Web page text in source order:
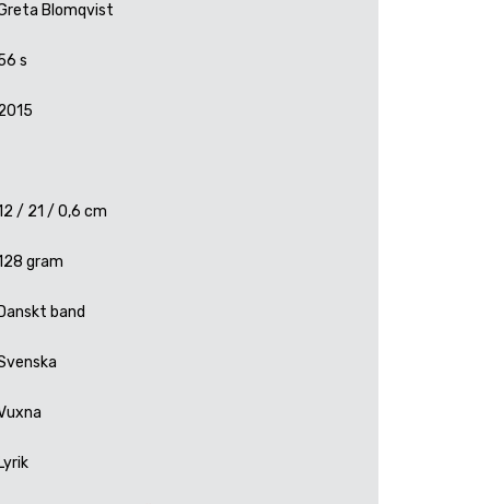
Blomqvist
s
/ 21 / 0,6 cm
gram
Danskt band
Lyrik